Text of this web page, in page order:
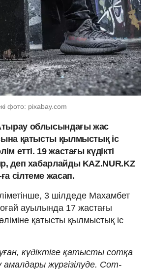
фото: pixabay.com
облысындағы жас
қатысты қылмыстық іс
етті. 19 жастағы күдікті
деп хабарлайды KAZ.NUR.KZ
сілтеме жасап.
3 шілдеде Махамбет
ауылында 17 жастағы
қатысты қылмыстық іс
күдіктіге қатысты сотқа
амалдары жүргізілуде. Сот-